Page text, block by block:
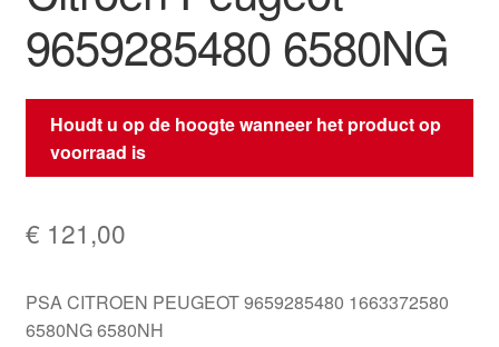
9659285480 6580NG
Houdt u op de hoogte wanneer het product op
voorraad is
€ 121,00
PSA CITROEN PEUGEOT 9659285480 1663372580
6580NG 6580NH